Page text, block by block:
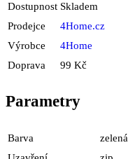
Dostupnost Skladem
Prodejce
4Home.cz
Výrobce
4Home
Doprava
99 Kč
Parametry
Barva
zelená